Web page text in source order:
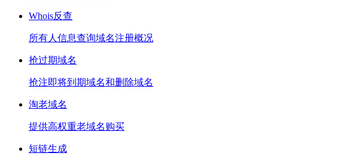
Whois反查
所有人信息查询域名注册概况
抢过期域名
抢注即将到期域名和删除域名
淘老域名
提供高权重老域名购买
短链生成